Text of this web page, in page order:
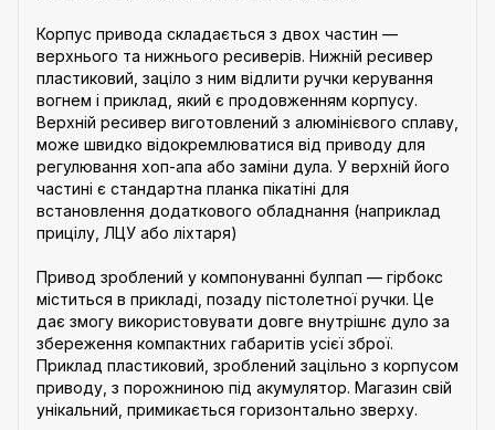
Корпус привода складається з двох частин —
верхнього та нижнього ресиверів. Нижній ресивер
пластиковий, заціло з ним відлити ручки керування
вогнем і приклад, який є продовженням корпусу.
Верхній ресивер виготовлений з алюмінієвого сплаву,
може швидко відокремлюватися від приводу для
регулювання хоп-апа або заміни дула. У верхній його
частині є стандартна планка пікатіні для
встановлення додаткового обладнання (наприклад
прицілу, ЛЦУ або ліхтаря)
Привод зроблений у компонуванні булпап — гірбокс
міститься в прикладі, позаду пістолетної ручки. Це
дає змогу використовувати довге внутрішнє дуло за
збереження компактних габаритів усієї зброї.
Приклад пластиковий, зроблений зацільно з корпусом
приводу, з порожниною під акумулятор. Магазин свій
унікальний, примикається горизонтально зверху.